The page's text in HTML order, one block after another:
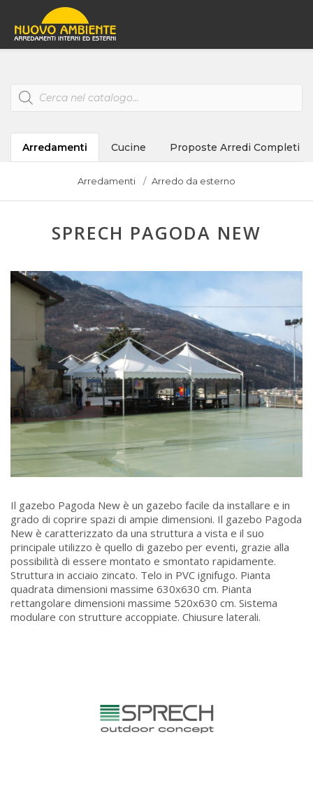
Products
search
Arredamenti Cucine Proposte Arredi Completi
Arredamenti Arredo da esterno
SPRECH PAGODA NEW
Il gazebo Pagoda New è un gazebo facile da installare e in
grado di coprire spazi di ampie dimensioni. Il gazebo Pagoda
New è caratterizzato da una struttura a vista e il suo
principale utilizzo è quello di gazebo per eventi, grazie alla
possibilità di essere montato e smontato rapidamente.
Struttura in acciaio zincato. Telo in PVC ignifugo. Pianta
quadrata dimensioni massime 630x630 cm. Pianta
rettangolare dimensioni massime 520x630 cm. Sistema
modulare con strutture accoppiate. Chiusure laterali.